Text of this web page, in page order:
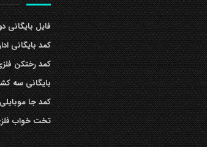
فایل بایگانی
کمد بایگانی
کمد رختکن
بایگانی سه
کمد جا موبایلی
تخت خواب